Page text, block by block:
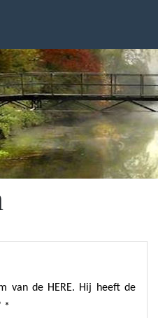
van de HERE. Hij heeft de
*